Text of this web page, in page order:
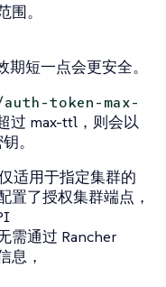
。
短一点会更安全。
token-max-
过 max-ttl，则会以
。
适用于指定集群的
置了授权集群端点，
需通过 Rancher
息，